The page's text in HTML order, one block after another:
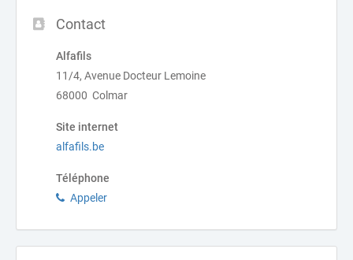
Contact
Alfafils
11/4, Avenue Docteur Lemoine
68000 Colmar
Site internet
alfafils.be
Téléphone
Appeler